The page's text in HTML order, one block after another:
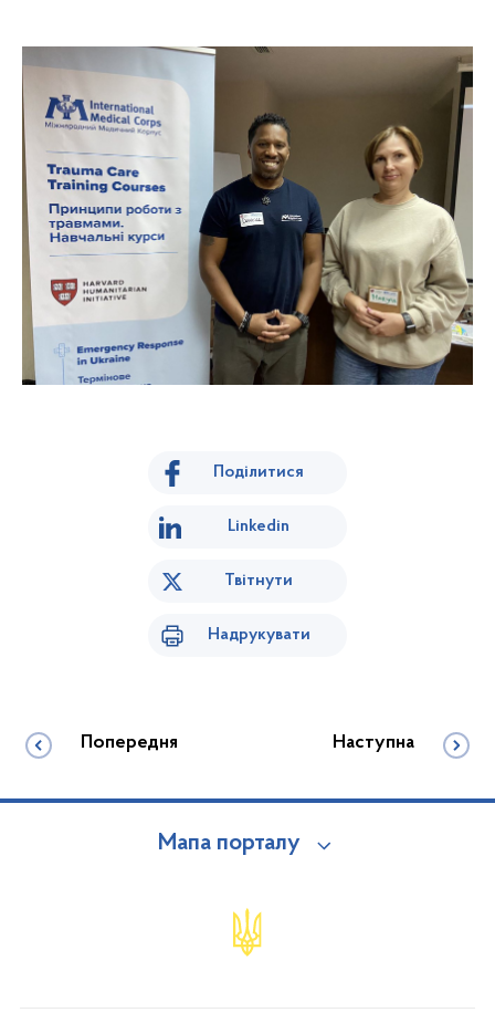
Поділитися
Linkedin
Твітнути
Надрукувати
Попередня Наступна
Мапа порталу